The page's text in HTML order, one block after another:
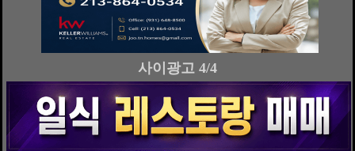
사이광고 4/4